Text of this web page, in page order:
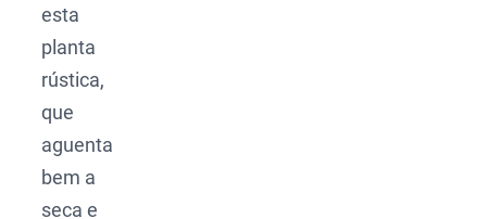
esta
planta
rústica,
que
aguenta
bem a
seca e